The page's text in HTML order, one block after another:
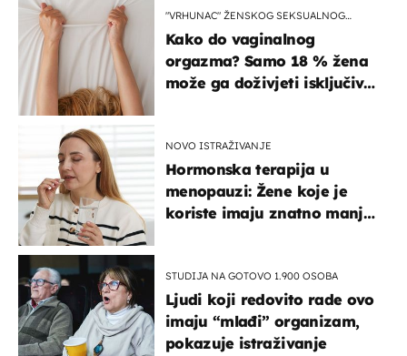
"VRHUNAC" ŽENSKOG SEKSUALNOG
Kako do vaginalnog
orgazma? Samo 18 % žena
može ga doživjeti isključivo
NOVO ISTRAŽIVANJE
Hormonska terapija u
menopauzi: Žene koje je
koriste imaju znatno manji
STUDIJA NA GOTOVO 1.900 OSOBA
Ljudi koji redovito rade ovo
imaju “mlađi” organizam,
pokazuje istraživanje